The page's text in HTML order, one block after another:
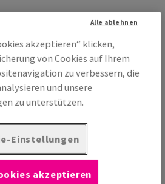
m2,, mit Wasserzeichen, woodfree
450mm x 640mm, SRA2, SB, Paket zu 500
Produkt weiterempfehlen
Mengeneinheiten
akzeptieren“ klicken,
von Cookies auf Ihrem
zu verbessern, die
und unsere
zu unterstützen.
Einstellungen
Alle ablehnen
akzeptieren